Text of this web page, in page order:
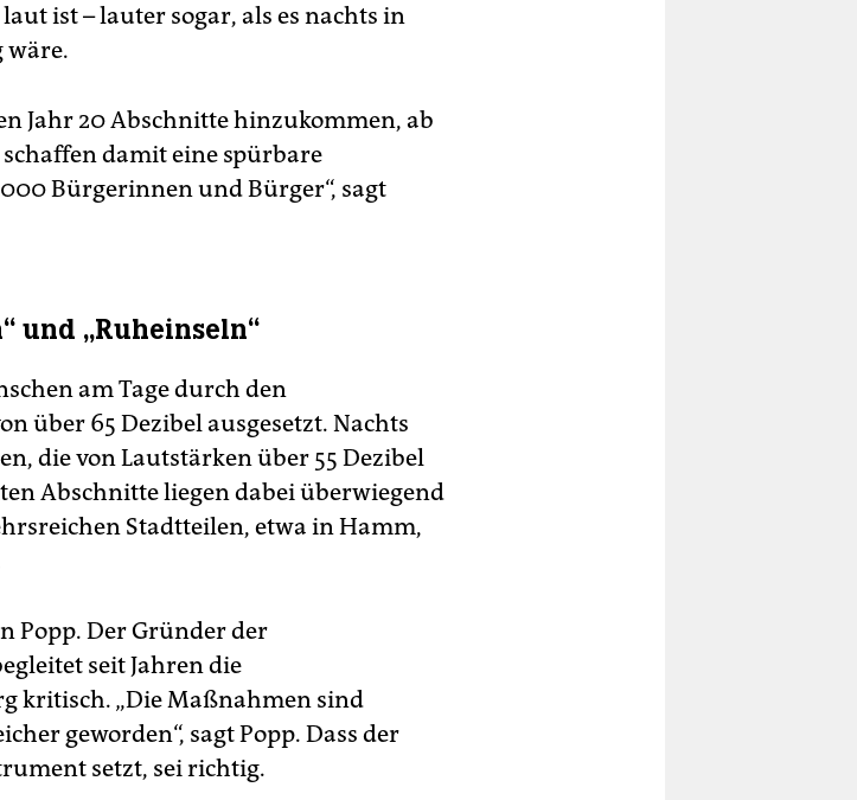
ist – lauter sogar, als es nachts in
wäre.
Jahr 20 Abschnitte hinzukommen, ab
schaffen damit eine spürbare
Bürgerinnen und Bürger“, sagt
und „Ruheinseln“
am Tage durch den
über 65 Dezibel ausgesetzt. Nachts
die von Lautstärken über 55 Dezibel
Abschnitte liegen dabei überwiegend
Stadtteilen, etwa in Hamm,
Popp. Der Gründer der
seit Jahren die
kritisch. „Die Maßnahmen sind
geworden“, sagt Popp. Dass der
setzt, sei richtig.